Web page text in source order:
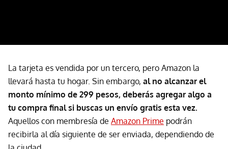
La tarjeta es vendida por un tercero, pero Amazon la
llevará hasta tu hogar. Sin embargo, al no alcanzar el
monto mínimo de 299 pesos, deberás agregar algo a
tu compra final si buscas un envío gratis esta vez.
Aquellos con membresía de Amazon Prime podrán
recibirla al día siguiente de ser enviada, dependiendo de